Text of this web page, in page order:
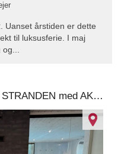
Uanset årstiden er dette
til luksusferie. I maj
267 m2 POOLHUS 500 m fra STRANDEN med AKTIVITETER ude og inde.